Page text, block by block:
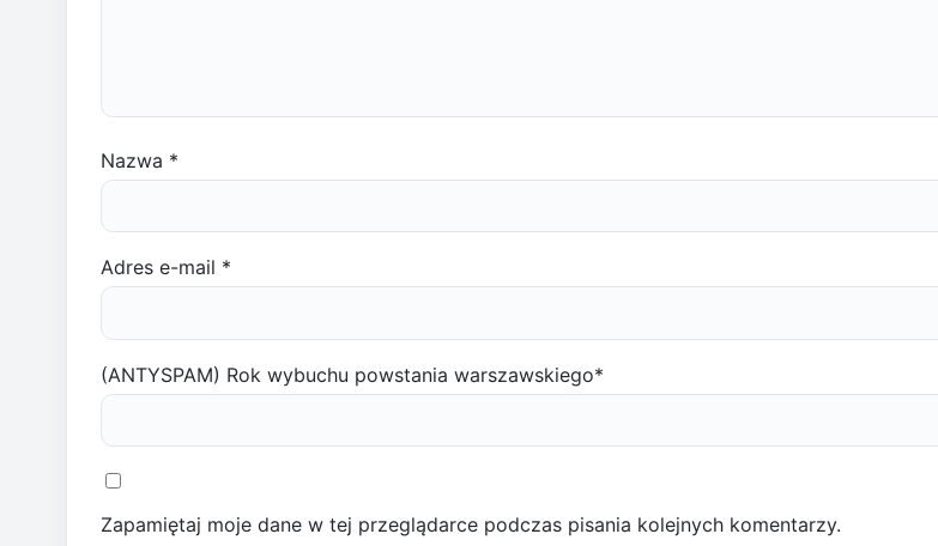
Nazwa *
Adres e-mail *
(ANTYSPAM) Rok wybuchu powstania warszawskiego*
Zapamiętaj moje dane w tej przeglądarce podczas pisania kolejnych komentarzy.